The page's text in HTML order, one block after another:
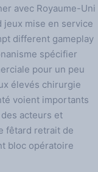
avec Royaume-Uni
jeux mise en service
different gameplay
spécifier
pour un peu
élevés chirurgie
voient importants
acteurs et
fêtard retrait de
bloc opératoire